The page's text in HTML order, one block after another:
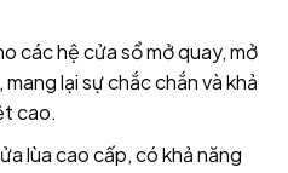
các hệ cửa sổ mở quay, mở
lại sự chắc chắn và khả
cao.
lùa cao cấp, có khả năng